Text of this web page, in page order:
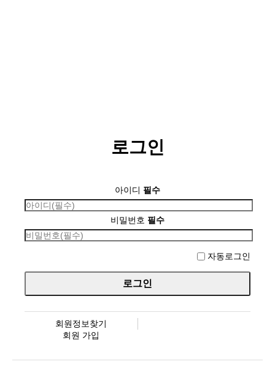
로그인
아이디 필수
비밀번호 필수
자동로그인
회원정보찾기
회원 가입